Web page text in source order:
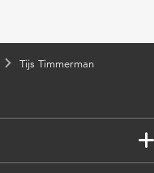
Tijs Timmerman